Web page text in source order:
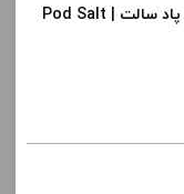
های محصول را
سالت نیکوتین لیچی یخ پاد سالت | Pod Salt